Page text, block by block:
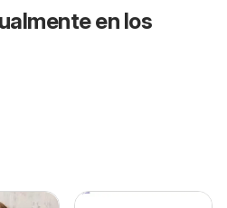
en los